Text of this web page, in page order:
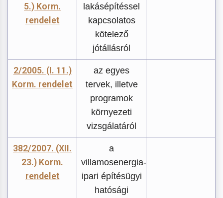
5.) Korm.
rendelet
lakásépítéssel
kapcsolatos
kötelező
jótállásról
2/2005. (I. 11.)
Korm. rendelet
az egyes
tervek, illetve
programok
környezeti
vizsgálatáról
382/2007. (XII.
23.) Korm.
rendelet
a
villamosenergia-
ipari építésügyi
hatósági